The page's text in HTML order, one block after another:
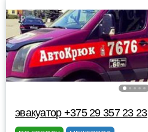
эвакуатор +375 29 357 23 23